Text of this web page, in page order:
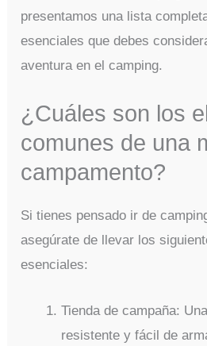
presentamos una lista
esenciales que debes
aventura en el camping.
¿Cuáles son los
comunes de una
campamento?
Si tienes pensado ir de
asegúrate de llevar los
esenciales:
Tienda de campaña:
resistente y fácil de